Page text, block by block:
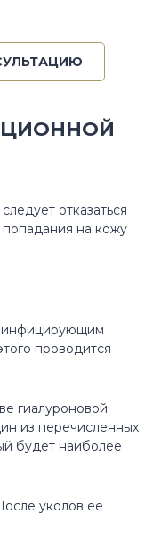
отказаться
попадания на кожу
проводится
гиалуроновой
из перечисленных
будет наиболее
уколов ее